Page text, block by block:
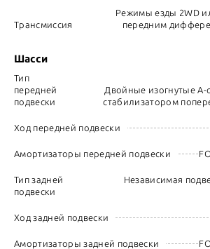
Трансмиссия
Режимы езды 2WD
передним
Шасси
Тип
передней
подвески
Двойные изогнутые А-
стабилизатором
Ход передней подвески
Амортизаторы передней подвески
Тип задней
подвески
Независимая
Ход задней подвески
Амортизаторы задней подвески